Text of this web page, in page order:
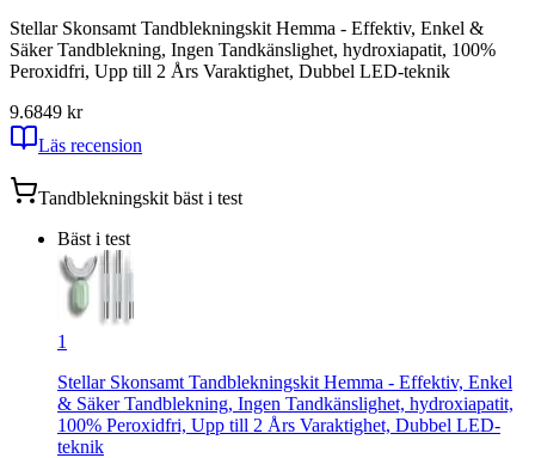
Stellar Skonsamt Tandblekningskit Hemma - Effektiv, Enkel &
Säker Tandblekning, Ingen Tandkänslighet, hydroxiapatit, 100%
Peroxidfri, Upp till 2 Års Varaktighet, Dubbel LED-teknik
9.6849 kr
Läs recension
Tandblekningskit bäst i test
Bäst i test
1
Stellar Skonsamt Tandblekningskit Hemma - Effektiv, Enkel
& Säker Tandblekning, Ingen Tandkänslighet, hydroxiapatit,
100% Peroxidfri, Upp till 2 Års Varaktighet, Dubbel LED-
teknik